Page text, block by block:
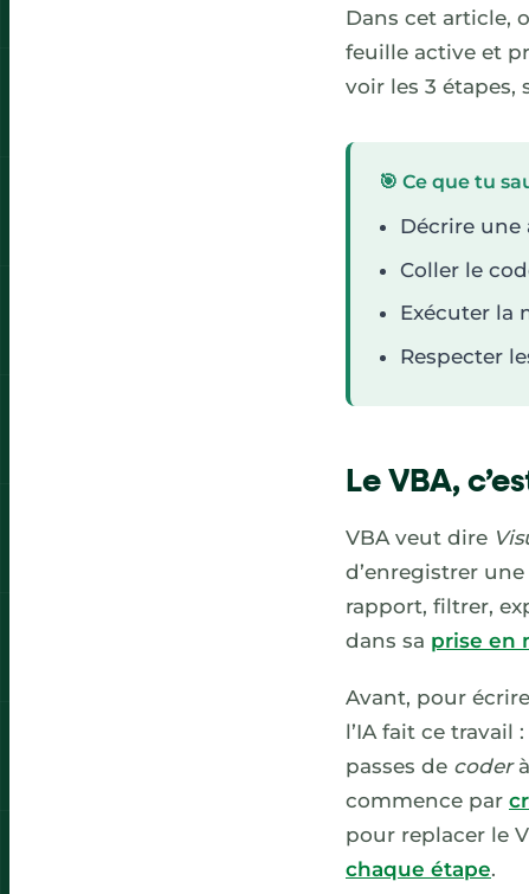
Dans cet article,
feuille active et
voir les 3 étapes,
🎯 Ce que tu
Décrire une
Coller le
Exécuter la
Respecter
Le VBA,
VBA veut dire
d’enregistrer
rapport, filtrer,
dans sa prise en
Avant, pour
l’IA fait ce
passes de coderà
commence par
pour replacer le
chaque étape.